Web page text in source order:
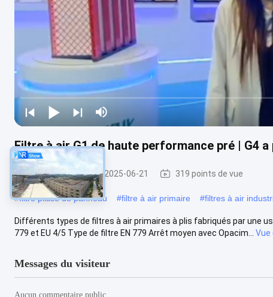
Filtre à air G1 de haute performance pré | G4
Pré filtre à air 2025-06-21 319 points de vue
#filtre plissé de panneau #filtre à air primaire #filtres à air
Différents types de filtres à air primaires à plis fabriqués par une
779 et EU 4/5 Type de filtre EN 779 Arrêt moyen avec Opacim...
Vue
Messages du visiteur
Aucun commentaire public